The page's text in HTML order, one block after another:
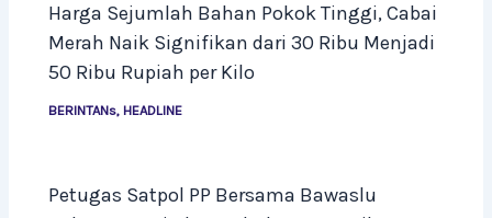
Harga Sejumlah Bahan Pokok Tinggi, Cabai
Merah Naik Signifikan dari 30 Ribu Menjadi
50 Ribu Rupiah per Kilo
BERINTANs, HEADLINE
Petugas Satpol PP Bersama Bawaslu